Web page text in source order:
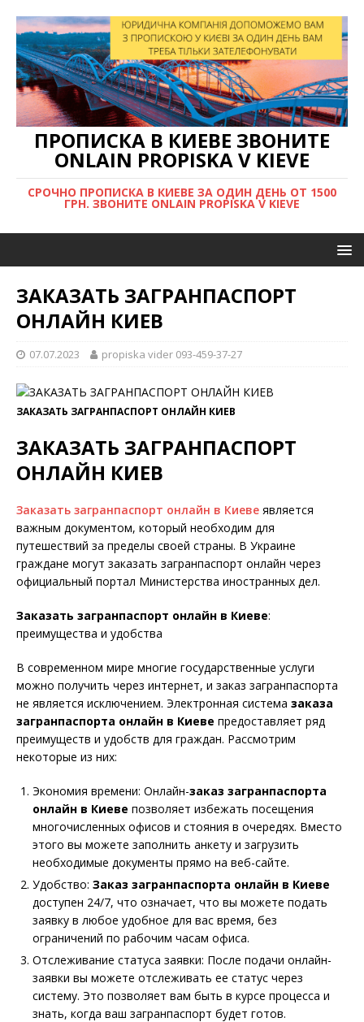
ПРОПИСКА В КИЕВЕ ЗВОНИТЕ
ONLAIN PROPISKA V KIEVE
СРОЧНО ПРОПИСКА В КИЕВЕ ЗА ОДИН ДЕНЬ ОТ 1500
ГРН. ЗВОНИТЕ ONLAIN PROPISKA V KIEVE
ЗАКАЗАТЬ ЗАГРАНПАСПОРТ
ОНЛАЙН КИЕВ
07.07.2023 propiska vider 093-459-37-27
ЗАКАЗАТЬ ЗАГРАНПАСПОРТ ОНЛАЙН КИЕВ
ЗАКАЗАТЬ ЗАГРАНПАСПОРТ
ОНЛАЙН КИЕВ
Заказать загранпаспорт онлайн в Киеве является
важным документом, который необходим для
путешествий за пределы своей страны. В Украине
граждане могут заказать загранпаспорт онлайн через
официальный портал Министерства иностранных дел.
Заказать загранпаспорт онлайн в Киеве:
преимущества и удобства
В современном мире многие государственные услуги
можно получить через интернет, и заказ загранпаспорта
не является исключением. Электронная система заказа
загранпаспорта онлайн в Киеве предоставляет ряд
преимуществ и удобств для граждан. Рассмотрим
некоторые из них:
Экономия времени: Онлайн-заказ загранпаспорта
онлайн в Киеве позволяет избежать посещения
многочисленных офисов и стояния в очередях. Вместо
этого вы можете заполнить анкету и загрузить
необходимые документы прямо на веб-сайте.
Удобство: Заказ загранпаспорта онлайн в Киеве
доступен 24/7, что означает, что вы можете подать
заявку в любое удобное для вас время, без
ограничений по рабочим часам офиса.
Отслеживание статуса заявки: После подачи онлайн-
заявки вы можете отслеживать ее статус через
систему. Это позволяет вам быть в курсе процесса и
знать, когда ваш загранпаспорт будет готов.